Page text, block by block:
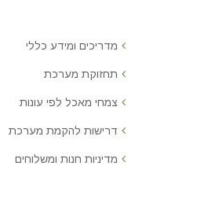
מדריכים ומידע כללי
תחזוקת מערכת
צמחי מאכל לפי עונות
דרישות להקמת מערכת
מדיניות חנות ומשלוחים